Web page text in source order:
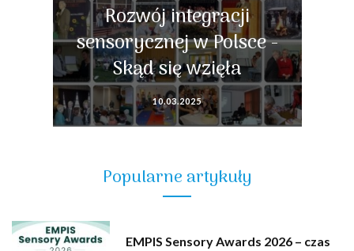
Rozwój integracji
sensorycznej w Polsce -
Skąd się wzięła
10.03.2025
Popularne artykuły
EMPIS Sensory Awards 2026 – czas